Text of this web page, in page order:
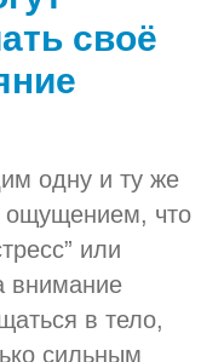
своё
одну и ту же
ощущением, что
или
внимание
в тело,
сильным